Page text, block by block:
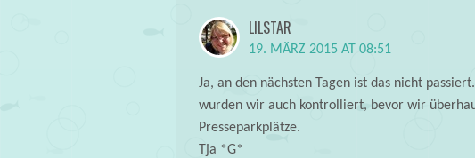
LILSTAR
19. MÄRZ 2015 AT 08:51
Ja, an den nächsten Tagen ist das nicht
wurden wir auch kontrolliert, bevor wir
Presseparkplätze.
Tja *G*